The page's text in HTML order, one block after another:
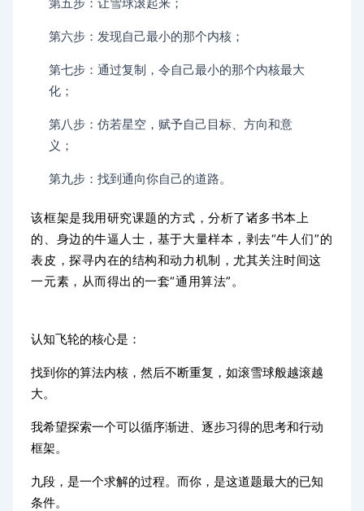
第六步：发现自己最小的那个内核；
第七步：通过复制，令自己最小的那个内核最大
化；
第八步：仿若星空，赋予自己目标、方向和意
义；
第九步：找到通向你自己的道路。
该框架是我用研究课题的方式，分析了诸多书本上
的、身边的牛逼人士，基于大量样本，剥去“牛人们”的
表皮，探寻内在的结构和动力机制，尤其关注时间这
一元素，从而得出的一套“通用算法”。
认知飞轮的核心是：
找到你的算法内核，然后不断重复，如滚雪球般越滚越
大。
我希望探索一个可以循序渐进、逐步习得的思考和行动
框架。
九段，是一个求解的过程。而你，是这道题最大的已知
条件。